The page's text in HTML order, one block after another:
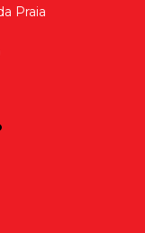
Praia